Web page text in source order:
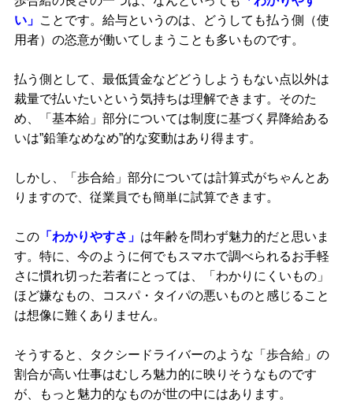
い」 ことです。給与というのは、どうしても払う側（使
用者）の恣意が働いてしまうことも多いものです。
払う側として、最低賃金などどうしようもない点以外は
裁量で払いたいという気持ちは理解できます。そのた
め、「基本給」部分については制度に基づく昇降給ある
いは”鉛筆なめなめ”的な変動はあり得ます。
しかし、「歩合給」部分については計算式がちゃんとあ
りますので、従業員でも簡単に試算できます。
この 「わかりやすさ」 は年齢を問わず魅力的だと思いま
す。特に、今のように何でもスマホで調べられるお手軽
さに慣れ切った若者にとっては、「わかりにくいもの」
ほど嫌なもの、コスパ・タイパの悪いものと感じること
は想像に難くありません。
そうすると、タクシードライバーのような「歩合給」の
割合が高い仕事はむしろ魅力的に映りそうなものです
が、もっと魅力的なものが世の中にはあります。